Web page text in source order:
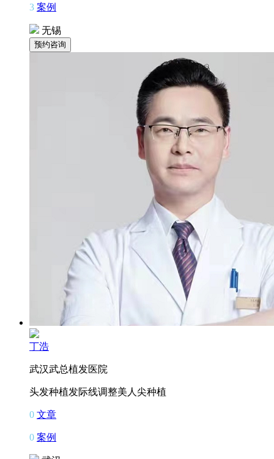
3 案例
无锡
丁浩
武汉武总植发医院
头发种植发际线调整美人尖种植
0 文章
0 案例